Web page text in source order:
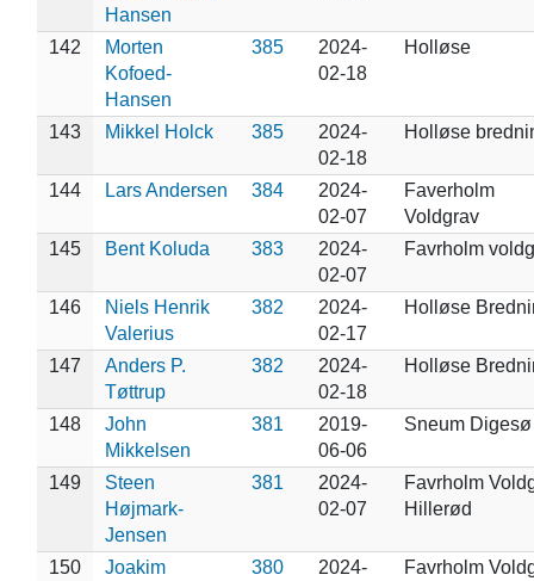
Hansen
142
Morten
Kofoed-
Hansen
385
2024-
02-18
Holløse
143 Mikkel Holck 385
2024-
02-18
Holløse
144 Lars Andersen 384
2024-
02-07
Faverholm
Voldgrav
145
Bent Koluda 383
2024-
02-07
Favrholm
146
Niels Henrik
Valerius
382
2024-
02-17
Holløse
147
Anders P.
Tøttrup
382
2024-
02-18
Holløse
148
John
Mikkelsen
381
2019-
06-06
Sneum Digesø
149
Steen
Højmark-
Jensen
381
2024-
02-07
Favrholm
Hillerød
150
Joakim
380
2024-
Favrholm